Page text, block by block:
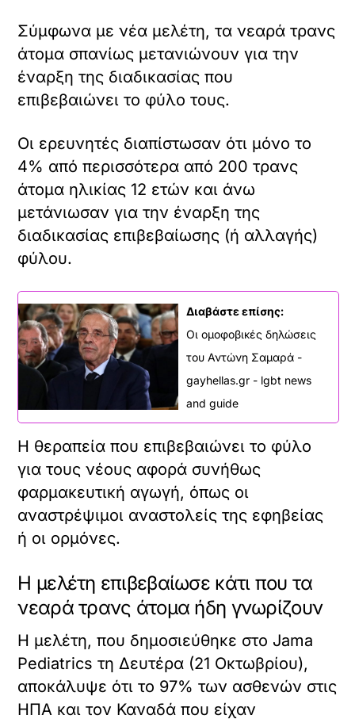
Σύμφωνα με νέα μελέτη, τα νεαρά τρανς
άτομα σπανίως μετανιώνουν για την
έναρξη της διαδικασίας που
επιβεβαιώνει το φύλο τους.
Οι ερευνητές διαπίστωσαν ότι μόνο το
4% από περισσότερα από 200 τρανς
άτομα ηλικίας 12 ετών και άνω
μετάνιωσαν για την έναρξη της
διαδικασίας επιβεβαίωσης (ή αλλαγής)
φύλου.
Διαβάστε επίσης:
Οι ομοφοβικές δηλώσεις
του Αντώνη Σαμαρά -
gayhellas.gr - lgbt news
and guide
Η θεραπεία που επιβεβαιώνει το φύλο
για τους νέους αφορά συνήθως
φαρμακευτική αγωγή, όπως οι
αναστρέψιμοι αναστολείς της εφηβείας
ή οι ορμόνες.
Η μελέτη επιβεβαίωσε κάτι που τα
νεαρά τρανς άτομα ήδη γνωρίζουν
Η μελέτη, που δημοσιεύθηκε στο Jama
Pediatrics τη Δευτέρα (21 Οκτωβρίου),
αποκάλυψε ότι το 97% των ασθενών στις
ΗΠΑ και τον Καναδά που είχαν